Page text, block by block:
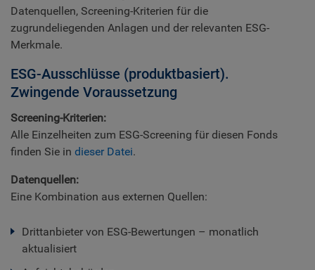
Datenquellen, Screening-Kriterien für die
zugrundeliegenden Anlagen und der relevanten ESG-
Merkmale.
ESG-Ausschlüsse (produktbasiert).
Zwingende Voraussetzung
Screening-Kriterien:
Alle Einzelheiten zum ESG-Screening für diesen Fonds
finden Sie in dieser Datei.
Datenquellen:
Eine Kombination aus externen Quellen:
Drittanbieter von ESG-Bewertungen – monatlich
aktualisiert